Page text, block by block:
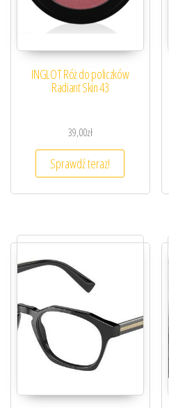
INGLOT Róż do policzków
Radiant Skin 43
39,00zł
Sprawdź teraz!